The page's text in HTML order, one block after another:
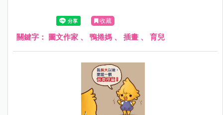
收藏
關鍵字： 圖文作家 、 鴨捲媽 、 插畫 、 育兒